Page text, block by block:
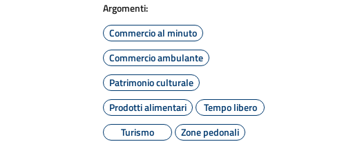
Argomenti:
Commercio al minuto
Commercio ambulante
Patrimonio culturale
Prodotti alimentari
Tempo libero
Turismo
Zone pedonali